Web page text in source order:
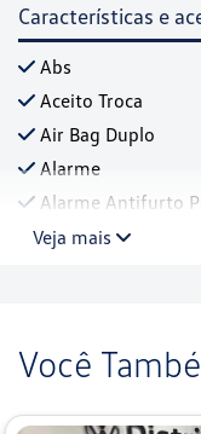
Características e
Abs
Aceito Troca
Air Bag Duplo
Alarme
Alarme Antifurto
Veja mais
Você